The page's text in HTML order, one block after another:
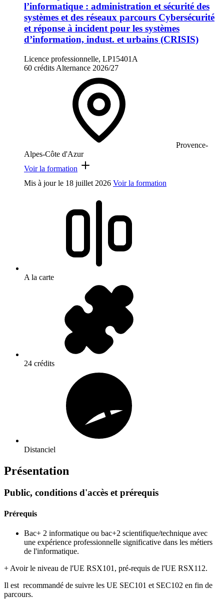
l’informatique : administration et sécurité des
systèmes et des réseaux parcours Cybersécurité
et réponse à incident pour les systèmes
d’information, indust. et urbains (CRISIS)
Licence professionnelle, LP15401A
60 crédits Alternance 2026/27
Provence-
Alpes-Côte d'Azur
Voir la formation
Mis à jour le 18 juillet 2026 Voir la formation
A la carte
24 crédits
Distanciel
Présentation
Public, conditions d'accès et prérequis
Prérequis
Bac+ 2 informatique ou bac+2 scientifique/technique avec
une expérience professionnelle significative dans les métiers
de l'informatique.
+ Avoir le niveau de l'UE RSX101, pré-requis de l'UE RSX112.
Il est recommandé de suivre les UE SEC101 et SEC102 en fin de
parcours.